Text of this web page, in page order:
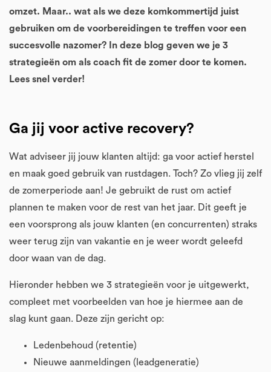
omzet. Maar.. wat als we deze komkommertijd juist
gebruiken om de voorbereidingen te treffen voor een
succesvolle nazomer? In deze blog geven we je 3
strategieën om als coach fit de zomer door te komen.
Lees snel verder!
Ga jij voor active recovery?
Wat adviseer jij jouw klanten altijd: ga voor actief herstel
en maak goed gebruik van rustdagen. Toch? Zo vlieg jij zelf
de zomerperiode aan! Je gebruikt de rust om actief
plannen te maken voor de rest van het jaar. Dit geeft je
een voorsprong als jouw klanten (en concurrenten) straks
weer terug zijn van vakantie en je weer wordt geleefd
door waan van de dag.
Hieronder hebben we 3 strategieën voor je uitgewerkt,
compleet met voorbeelden van hoe je hiermee aan de
slag kunt gaan. Deze zijn gericht op:
Ledenbehoud (retentie)
Nieuwe aanmeldingen (leadgeneratie)